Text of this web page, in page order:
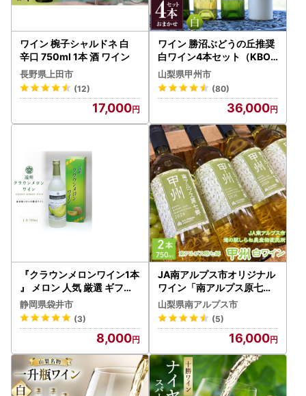
ワイン 椀子シャルドネ 白
辛口 750ml 1本 酒 ワイン
長野県上田市
(12)
17,000
ワイン 勝沼ぶどうの丘推奨
白ワイン4本セット（KBO
） D-603
山梨県甲州市
(80)
36,000
『クラウンメロンワイン1本
』 メロン 人気 厳選 ギフト
贈り物 お祝い 袋井市 お酒
酒 アルコール
静岡県袋井市
(3)
8,000
JA南アルプス市オリジナル
ワイン「南アルプス原七郷
甲州白ワイン」750ml×2本
ALPBQ001
山梨県南アルプス市
(5)
16,000